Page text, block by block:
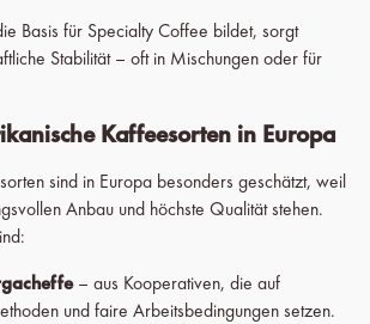
Basis für Specialty Coffee bildet, sorgt
Stabilität – oft in Mischungen oder für
Kaffeesorten in Europa
sind in Europa besonders geschätzt, weil
Anbau und höchste Qualität stehen.
– aus Kooperativen, die auf
und faire Arbeitsbedingungen setzen.